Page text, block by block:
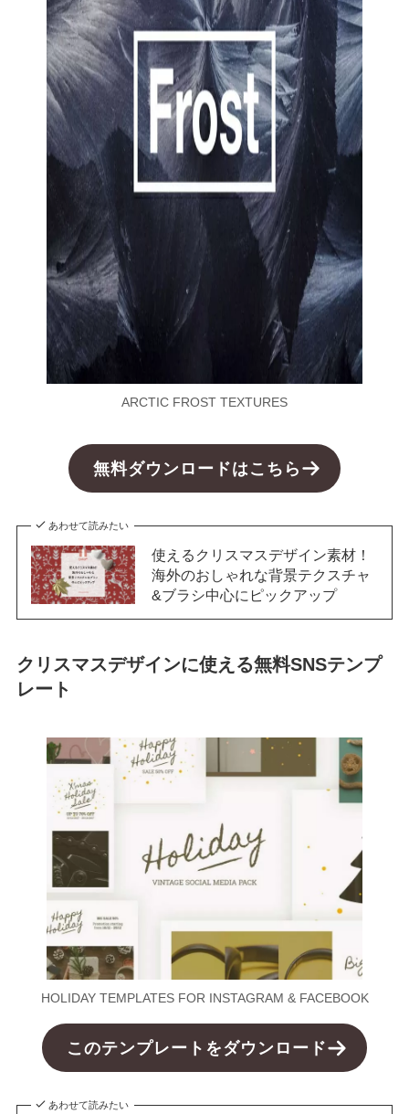
ARCTIC FROST TEXTURES
無料ダウンロードはこちら
あわせて読みたい
使えるクリスマスデザイン素材！
海外のおしゃれな背景テクスチャ
&ブラシ中心にピックアップ
クリスマスデザインに使える無料SNSテンプ
レート
HOLIDAY TEMPLATES FOR INSTAGRAM & FACEBOOK
このテンプレートをダウンロード
あわせて読みたい